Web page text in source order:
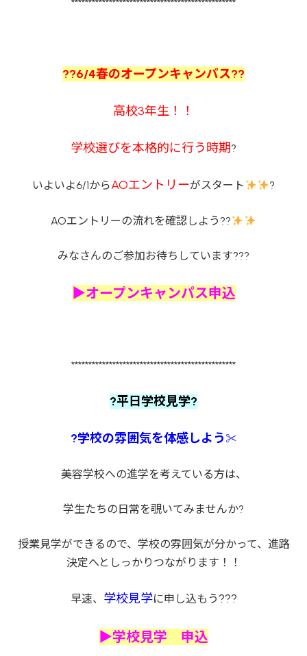
************************************************
??6/4春のオープンキャンパス??
高校3年生！！
学校選びを本格的に行う時期?
いよいよ6/1からAOエントリーがスタート ?
AOエントリーの流れを確認しよう??
みなさんのご参加お待ちしています???
▶オープンキャンパス申込
************************************************
?平日学校見学?
?学校の雰囲気を体感しよう ✂
美容学校への進学を考えている方は、
学生たちの日常を覗いてみませんか?
授業見学ができるので、学校の雰囲気が分かって、進路
決定へとしっかりつながります！！
早速、 学校見学に申し込もう ???
▶学校見学 申込